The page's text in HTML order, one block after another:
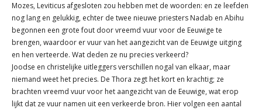
Mozes, Leviticus afgesloten zou hebben met de woorden: en ze leefden
nog lang en gelukkig, echter de twee nieuwe priesters Nadab en Abihu
begonnen een grote fout door vreemd vuur voor de Eeuwige te
brengen, waardoor er vuur van het aangezicht van de Eeuwige uitging
en hen verteerde. Wat deden ze nu precies verkeerd?
Joodse en christelijke uitleggers verschillen nogal van elkaar, maar
niemand weet het precies. De Thora zegt het kort en krachtig; ze
brachten vreemd vuur voor het aangezicht van de Eeuwige, wat erop
lijkt dat ze vuur namen uit een verkeerde bron. Hier volgen een aantal